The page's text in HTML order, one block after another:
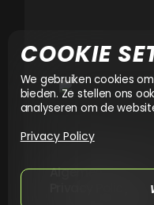
Algemene
COOKIE
We gebruiken cookies
bieden. Ze stellen ons
analyseren om de
Privacy Policy